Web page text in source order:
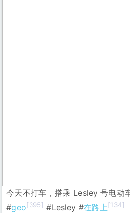
今天不打车，搭乘 Lesley 号电动
#geo[395] #Lesley #在路上[134]